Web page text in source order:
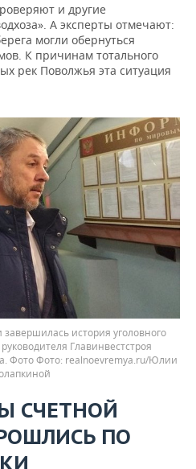
и другие
А эксперты отмечают:
могли обернуться
К причинам тотального
рек Поволжья эта ситуация
история уголовного
Главинвестстроя
Фото
realnoevremya.ru/Юлии
СЧЕТНОЙ
ПО